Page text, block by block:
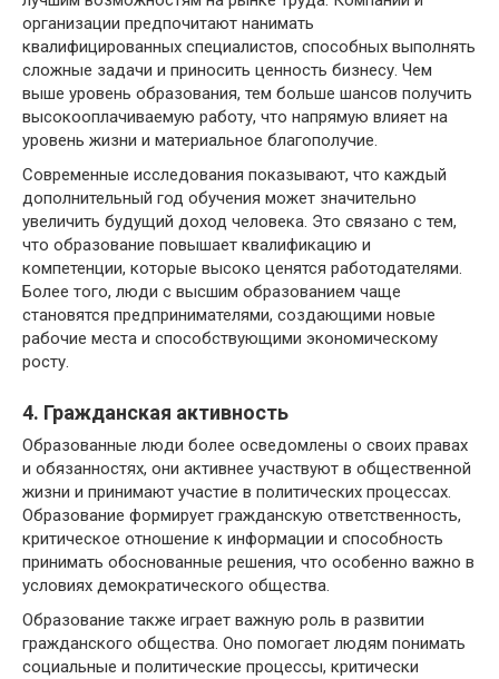
организации предпочитают нанимать
квалифицированных специалистов, способных выполнять
сложные задачи и приносить ценность бизнесу. Чем
выше уровень образования, тем больше шансов получить
высокооплачиваемую работу, что напрямую влияет на
уровень жизни и материальное благополучие.
Современные исследования показывают, что каждый
дополнительный год обучения может значительно
увеличить будущий доход человека. Это связано с тем,
что образование повышает квалификацию и
компетенции, которые высоко ценятся работодателями.
Более того, люди с высшим образованием чаще
становятся предпринимателями, создающими новые
рабочие места и способствующими экономическому
росту.
4. Гражданская активность
Образованные люди более осведомлены о своих правах
и обязанностях, они активнее участвуют в общественной
жизни и принимают участие в политических процессах.
Образование формирует гражданскую ответственность,
критическое отношение к информации и способность
принимать обоснованные решения, что особенно важно в
условиях демократического общества.
Образование также играет важную роль в развитии
гражданского общества. Оно помогает людям понимать
социальные и политические процессы, критически